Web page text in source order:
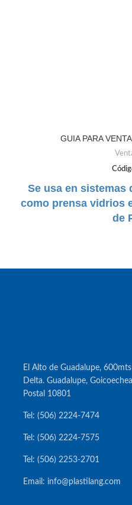
GUIA PARA
Se usa en sistemas
como prensa vidrios
de
El Alto de Guadalupe,
Delta. Guadalupe,
Postal 10801
Tel: (506) 2224-7474
Tel: (506) 2224-7575
Tel: (506) 2253-2701
Email: info@plastilang.com